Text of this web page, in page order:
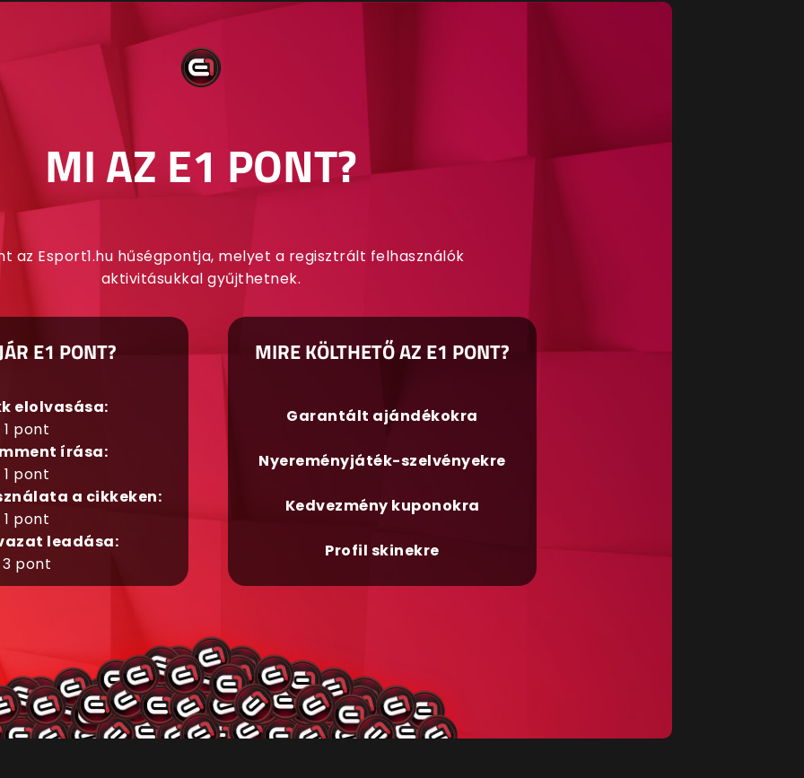
MI AZ E1 PONT?
az Esport1.hu hűségpontja, melyet a regisztrált felhasználók
aktivitásukkal gyűjthetnek.
E1 PONT?
elolvasása:
1 pont
írása:
1 pont
a cikkeken:
1 pont
leadása:
3 pont
MIRE KÖLTHETŐ AZ E1 PONT?
Garantált ajándékokra
Nyereményjáték-szelvényekre
Kedvezmény kuponokra
Profil skinekre